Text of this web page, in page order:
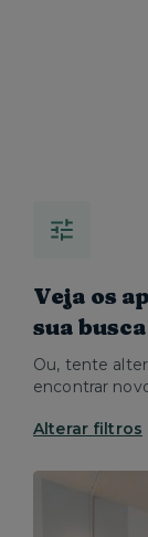
Veja os
sua busca
Ou, tente
encontrar
Alterar filtros